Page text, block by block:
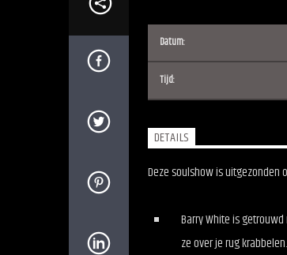
Datum:
Tijd:
DETAILS
Deze soulshow is uitgezonden
Barry White is
ze over je rug krabbelen.